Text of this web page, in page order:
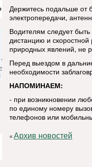
Держитесь подальше от
электропередачи,
Водителям следует
дистанцию и
природных явлений, не
Перед выездом в
необходимости
НАПОМИНАЕМ:
- при возникновении
по единому номеру
телефонов или
«Архив новостей